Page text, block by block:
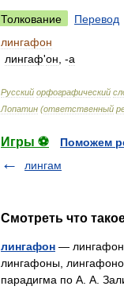
Толкование
Перевод
лингафон
лингаф'он , -а
Русский орфографический
Лопатин (ответственный
Игры ⚽
Поможем
лингам
Смотреть что
лингафон —
лингафоны,
парадигма по А. А.